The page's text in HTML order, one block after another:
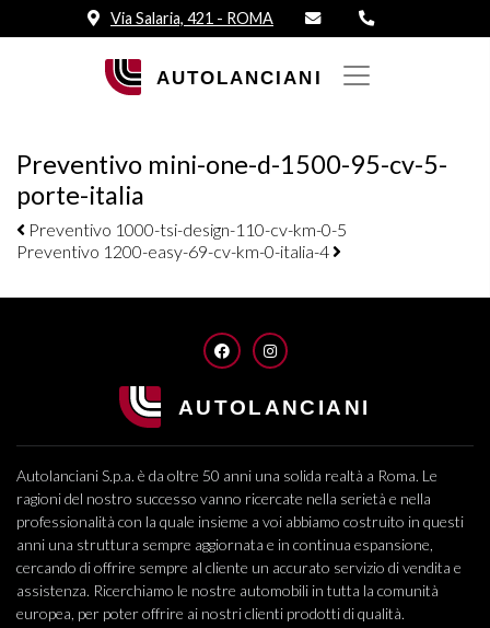
Via Salaria, 421 - ROMA
Preventivo mini-one-d-1500-95-cv-5-
porte-italia
Navigazione elementi
Preventivo 1000-tsi-design-110-cv-km-0-5
Preventivo 1200-easy-69-cv-km-0-italia-4
FACEBOOKINSTAGRAM
Autolanciani S.p.a. è da oltre 50 anni una solida realtà a Roma. Le
ragioni del nostro successo vanno ricercate nella serietà e nella
professionalità con la quale insieme a voi abbiamo costruito in questi
anni una struttura sempre aggiornata e in continua espansione,
cercando di offrire sempre al cliente un accurato servizio di vendita e
assistenza. Ricerchiamo le nostre automobili in tutta la comunità
europea, per poter offrire ai nostri clienti prodotti di qualità.